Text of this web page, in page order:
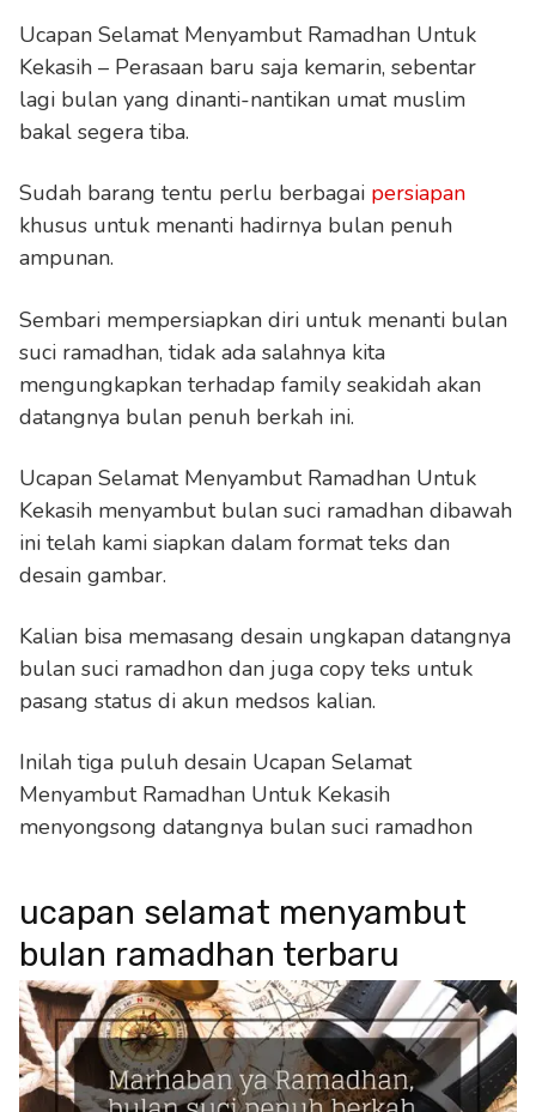
Ucapan Selamat Menyambut Ramadhan Untuk
Kekasih – Perasaan baru saja kemarin, sebentar
lagi bulan yang dinanti-nantikan umat muslim
bakal segera tiba.
Sudah barang tentu perlu berbagai persiapan
khusus untuk menanti hadirnya bulan penuh
ampunan.
Sembari mempersiapkan diri untuk menanti bulan
suci ramadhan, tidak ada salahnya kita
mengungkapkan terhadap family seakidah akan
datangnya bulan penuh berkah ini.
Ucapan Selamat Menyambut Ramadhan Untuk
Kekasih menyambut bulan suci ramadhan dibawah
ini telah kami siapkan dalam format teks dan
desain gambar.
Kalian bisa memasang desain ungkapan datangnya
bulan suci ramadhon dan juga copy teks untuk
pasang status di akun medsos kalian.
Inilah tiga puluh desain Ucapan Selamat
Menyambut Ramadhan Untuk Kekasih
menyongsong datangnya bulan suci ramadhon
ucapan selamat menyambut
bulan ramadhan terbaru